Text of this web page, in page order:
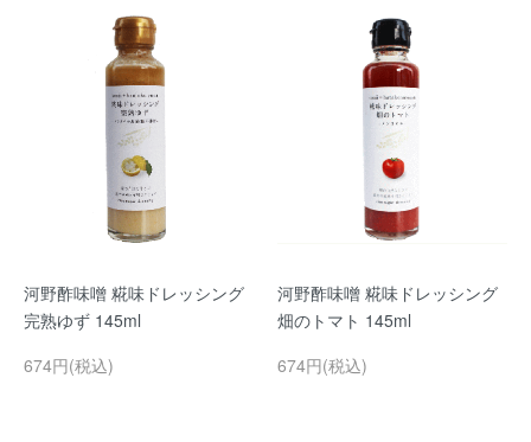
河野酢味噌 糀味ドレッシング
完熟ゆず 145ml
674円(税込)
河野酢味噌 糀味ドレッシング
畑のトマト 145ml
674円(税込)